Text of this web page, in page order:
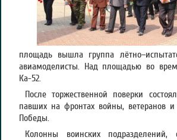
площадь вышла группа
авиамоделисты. Над площадью во
Ка-52.
После торжественной поверки
павших на фронтах войны, ветеранов
Победы.
Колонны воинских подразделений,